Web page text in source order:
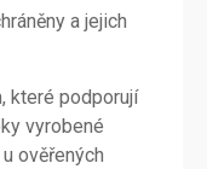
a jejich
které podporují
vyrobené
ověřených